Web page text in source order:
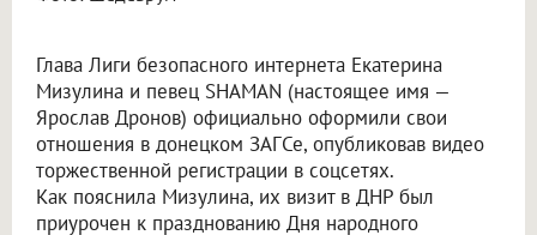
Глава Лиги безопасного интернета Екатерина
Мизулина и певец SHAMAN (настоящее имя —
Ярослав Дронов) официально оформили свои
отношения в донецком ЗАГСе, опубликовав видео
торжественной регистрации в соцсетях.
Как пояснила Мизулина, их визит в ДНР был
приурочен к празднованию Дня народного